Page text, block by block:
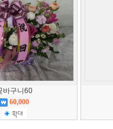
바구니60
60,000